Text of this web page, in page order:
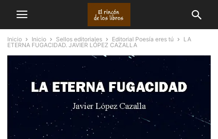
Inicio Inicio Sellos editoriales Editorial Poesía eres tú
LA
ETERNA FUGACIDAD. JAVIER LÓPEZ CAZALLA